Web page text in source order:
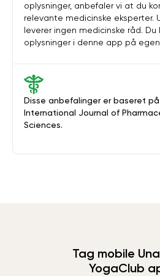
Disse anbefalinger er baseret
International Journal of
Sciences.
oplysninger, anbefaler vi at du
relevante medicinske eksperter.
leverer ingen medicinske råd.
oplysninger i denne app på egen
Tag mobile
YogaClub